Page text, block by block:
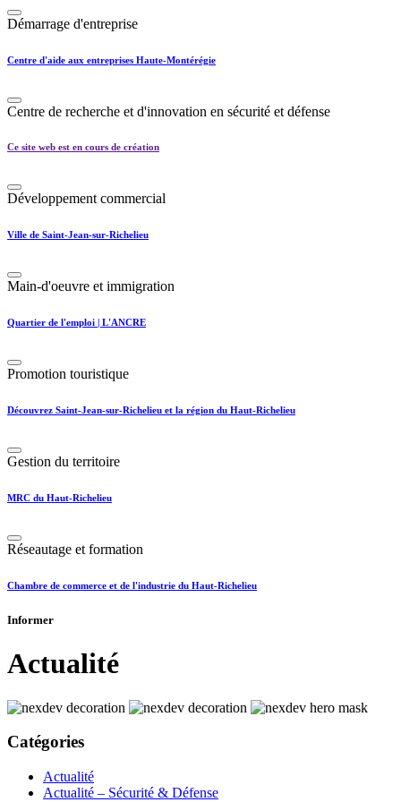
Démarrage d'entreprise
Centre d'aide aux entreprises Haute-Montérégie
Centre de recherche et d'innovation en sécurité et défense
Ce site web est en cours de création
Développement commercial
Ville de Saint-Jean-sur-Richelieu
Main-d'oeuvre et immigration
Quartier de l'emploi | L'ANCRE
Promotion touristique
Découvrez Saint-Jean-sur-Richelieu et la région du Haut-Richelieu
Gestion du territoire
MRC du Haut-Richelieu
Réseautage et formation
Chambre de commerce et de l'industrie du Haut-Richelieu
Informer
Actualité
Catégories
Actualité
Actualité – Sécurité & Défense